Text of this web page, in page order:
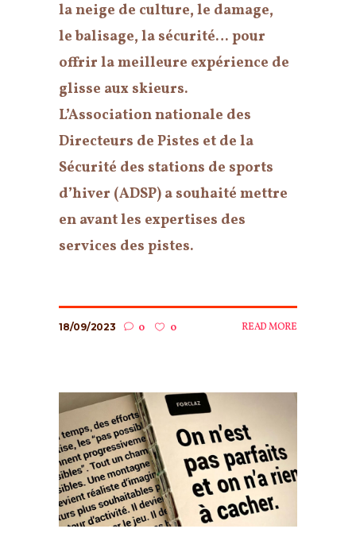
la neige de culture, le damage,
le balisage, la sécurité… pour
offrir la meilleure expérience de
glisse aux skieurs.
L’Association nationale des
Directeurs de Pistes et de la
Sécurité des stations de sports
d’hiver (ADSP) a souhaité mettre
en avant les expertises des
services des pistes.
18/09/2023 0 0 READ MORE